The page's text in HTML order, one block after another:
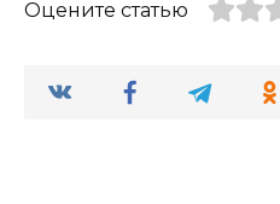
Оцените статью